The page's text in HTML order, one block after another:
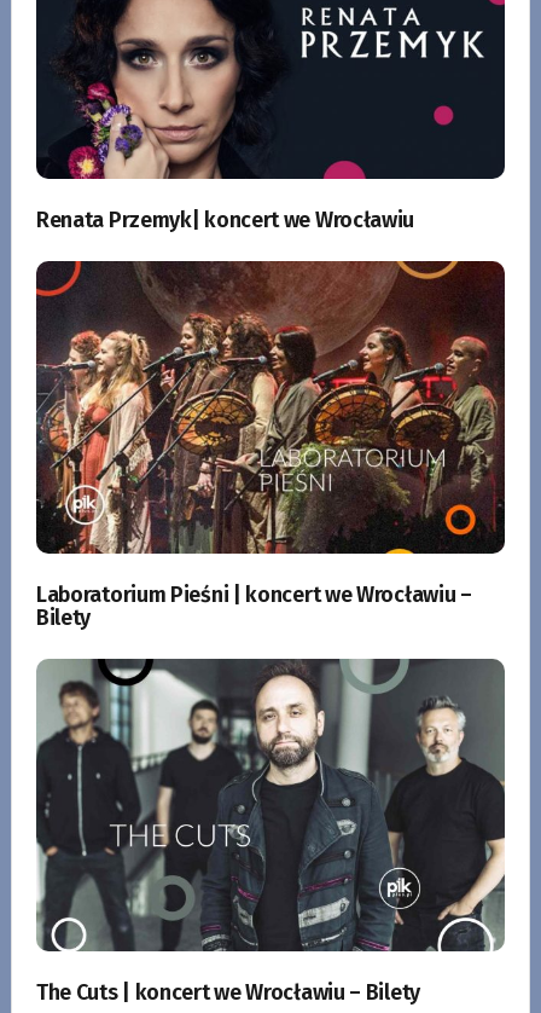
Renata Przemyk| koncert we Wrocławiu
Laboratorium Pieśni | koncert we Wrocławiu –
Bilety
The Cuts | koncert we Wrocławiu – Bilety